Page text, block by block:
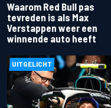
Waarom Red Bull pas
tevreden is als Max
Verstappen weer een
winnende auto heeft
UITGELICHT